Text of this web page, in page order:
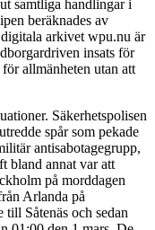
samtliga handlingar i
beräknades av
arkivet wpu.nu är
insats för
allmänheten utan att
Säkerhetspolisen
spår som pekade
antisabotagegrupp,
bland annat var att
på morddagen
Arlanda på
Såtenäs och sedan